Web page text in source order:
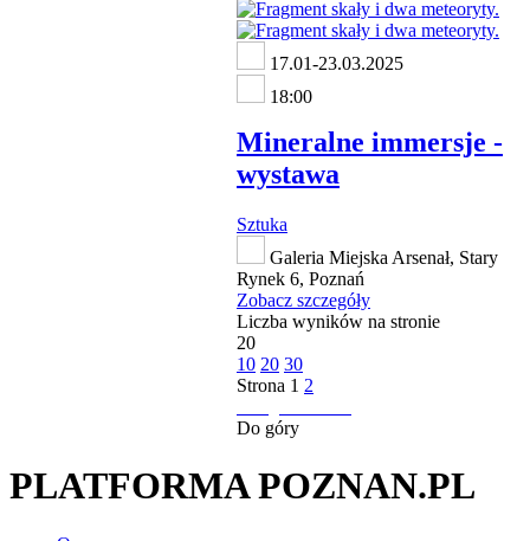
17.01-23.03.2025
18:00
Mineralne immersje -
wystawa
Sztuka
Galeria Miejska Arsenał, Stary
Rynek 6, Poznań
Zobacz szczegóły
Liczba wyników na stronie
20
10 20 30
Strona 1 2
Do góry
PLATFORMA POZNAN.PL